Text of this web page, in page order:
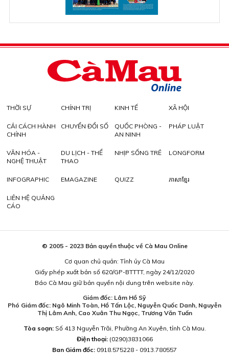
THỜI SỰ CHÍNH TRỊ KINH TẾ XÃ HỘI
CẢI CÁCH HÀNH
CHÍNH
CHUYỂN ĐỔI SỐ
QUỐC PHÒNG -
AN NINH
PHÁP LUẬT
VĂN HÓA -
NGHỆ THUẬT
DU LỊCH - THỂ
THAO
NHỊP SỐNG TRẺ LONGFORM
INFOGRAPHIC EMAGAZINE QUIZZ ភាសាខ្មែរ
LIÊN HỆ QUẢNG
CÁO
© 2005 - 2023 Bản quyền thuộc về Cà Mau Online
Cơ quan chủ quản: Tỉnh ủy Cà Mau
Giấy phép xuất bản số 620/GP-BTTTT, ngày 24/12/2020
Báo Cà Mau giữ bản quyền nội dung trên website này.
Giám đốc: Lâm Hồ Sỹ
Phó Giám đốc: Ngô Minh Toàn, Hồ Tấn Lộc, Nguyễn Quốc Danh, Nguyễn
Thị Lâm Anh, Cao Xuân Thu Ngọc, Trương Văn Tuấn
Tòa soạn:Số 413 Nguyễn Trãi, Phường An Xuyên, tỉnh Cà Mau.
Điện thoại: (0290)3831066
Ban Giám đốc: 0918.575228 - 0913.780557